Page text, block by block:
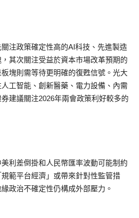
注政策確定性高的AI科技、先進製造
其次關注受益於資本市場改革預期的
塊則需等待更明確的復甦信號。光大
工智能、創新醫藥、電力設備、內需
建議關注2026年兩會政策利好較多的
利差倒掛和人民幣匯率波動可能制約
範平台經濟」或帶來針對性監管措
政治不確定性仍構成外部壓力。